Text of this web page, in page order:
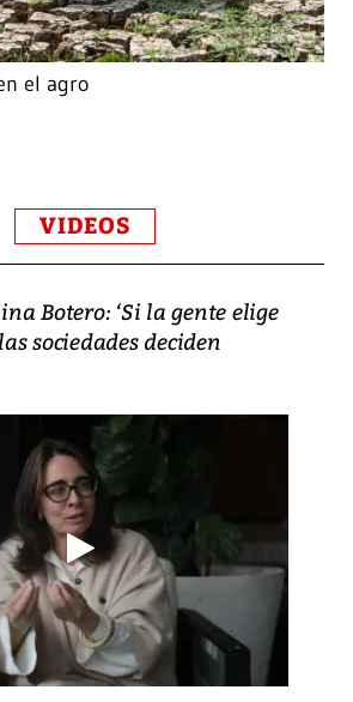
el agro
VIDEOS
Botero: ‘Si la gente elige
sociedades deciden